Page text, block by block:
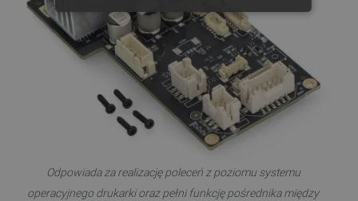
Odpowiada za realizację poleceń z poziomu systemu
operacyjnego drukarki oraz pełni funkcję pośrednika między
NIEZBĘDNE WYDAJNOŚĆ
TARGETOWANIE
FUNKCJONALNOŚĆ
Niezbędne Wydajność Targetowanie
Funkcjonalność